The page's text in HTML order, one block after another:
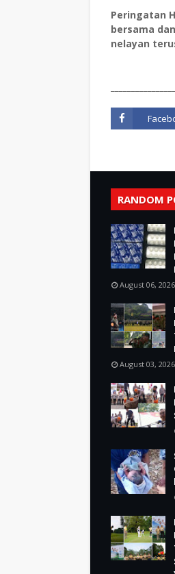
Peringatan
bersama
nelayan
RANDOM
August 06, 2026
August 03, 2026